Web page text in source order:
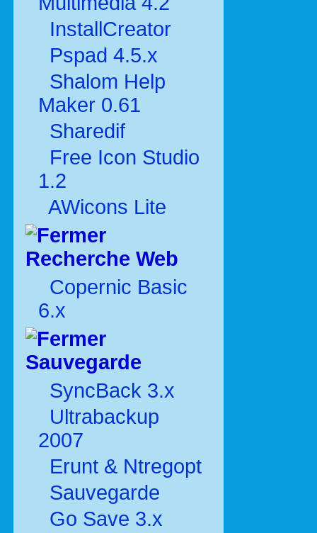
InstallCreator
Pspad 4.5.x
Shalom Help
Maker 0.61
Sharedif
Free Icon Studio
1.2
AWicons Lite
Recherche Web
Copernic Basic
6.x
Sauvegarde
SyncBack 3.x
Ultrabackup
2007
Erunt & Ntregopt
Sauvegarde
Go Save 3.x